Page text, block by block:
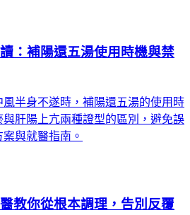
：補陽還五湯使用時機與禁
半身不遂時，補陽還五湯的使用時
肝陽上亢兩種證型的區別，避免誤
與就醫指南。
教你從根本調理，告別反覆